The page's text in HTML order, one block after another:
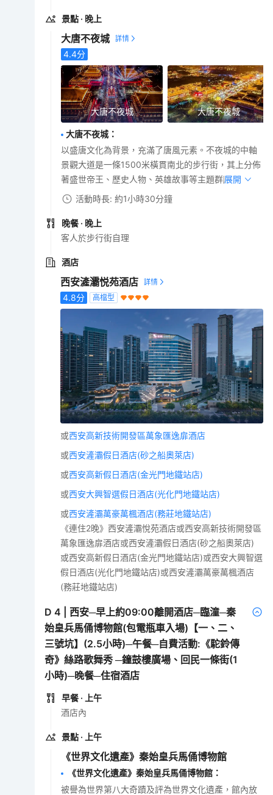
景點 · 晚上
大唐不夜城
4.4分
大唐不夜城 大唐不夜城
大唐不夜城：
以盛唐文化為背景，充滿了唐風元素。不夜城的中軸
景觀大道是一條1500米橫貫南北的步行街，其上分佈
著盛世帝王、歷史人物、英雄故事等主題群雕。
展開
活動時長: 約1小時30分鐘
晚餐 · 晚上
客人於步行街自理
酒店
西安滻灞悦苑酒店
4.8分 高檔型
或西安高新技術開發區萬象匯逸扉酒店
或西安滻灞假日酒店(砂之船奧萊店)
或西安高新假日酒店(金光門地鐵站店)
或西安大興智選假日酒店(光化門地鐵站店)
或西安滻灞萬豪萬楓酒店(務莊地鐵站店)
《連住2晚》西安滻灞悅苑酒店或西安高新技術開發區
萬象匯逸扉酒店或西安滻灞假日酒店(砂之船奧萊店)
或西安高新假日酒店(金光門地鐵站店)或西安大興智選
假日酒店(光化門地鐵站店)或西安滻灞萬豪萬楓酒店
(務莊地鐵站店)
D4
西安─早上約09:00離開酒店─臨潼─秦
始皇兵馬俑博物館(包電瓶車入場)【一、二、
三號坑】(2.5小時)─午餐─自費活動:《駝鈴傳
奇》絲路歌舞秀 ─鐘鼓樓廣場、回民一條街(1
小時)─晚餐─住宿酒店
早餐 · 上午
酒店內
景點 · 上午
《世界文化遺產》秦始皇兵馬俑博物館
《世界文化遺產》秦始皇兵馬俑博物館 ：
被譽為世界第八大奇蹟及評為世界文化遺產，館內放